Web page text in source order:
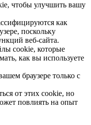
чтобы улучшить вашу
как
поскольку
веб-сайта.
cookie, которые
как вы используете
браузере только с
от этих cookie, но
повлиять на опыт